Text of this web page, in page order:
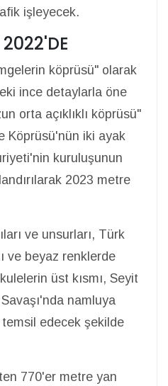
işleyecek.
köprüsü" olarak
ince detaylarla öne
orta açıklıklı köprüsü"
Köprüsü'nün iki ayak
kuruluşunun
2023 metre
ve unsurları, Türk
ve beyaz renklerde
üst kısmı, Seyit
namluya
edecek şekilde
770'er metre yan